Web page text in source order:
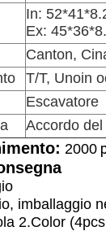
In:
Ex:
Canton,
T/T, Unoin
Escavatore
Accordo
2000
imballaggio
2.Color